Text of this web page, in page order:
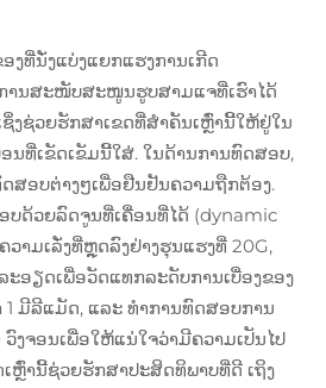
ງທີ່ນັ່ງແບ່ງແຍກແຮງການເກີດ
ານສະໜັບສະໜູນຮູບສາມແຈທີ່ເຮົາໄດ້
ງຊ່ວຍຮັກສາເຂດທີ່ສຳຄັນເຫຼົ່ານີ້ໃຫ້ຢູ່ໃນ
ນທີ່ເຂັດເຂັມນີ້ໃສ່. ໃນດ້ານການທົດສອບ,
ສອບຕ່າງໆເພື່ອຢືນຢັນຄວາມຖືກຕ້ອງ.
ບດ້ວຍລົດຈູນທີ່ເຄື່ອນທີ່ໄດ້ (dynamic
ວາມເລັ່ງທີ່ຫຼຸດລົງຢ່າງຮຸນແຮງທີ່ 20G,
ະອຽດເພື່ອວັດແທກລະດັບການເບື່ອງຂອງ
1 ມີລີແມັດ, ແລະ ທຳການທົດສອບການ
ງຈອນເພື່ອໃຫ້ແນ່ໃຈວ່າມີຄວາມເປັນໄປ
ຫຼົ່ານີ້ຊ່ວຍຮັກສາປະສິດທິພາບທີ່ດີ ເຖິງ